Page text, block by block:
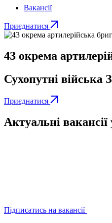
Вакансії
Приєднатися
43 окрема
Сухопутні війська
Приєднатися
Актуальні вакансії
Підписатись на вакансії